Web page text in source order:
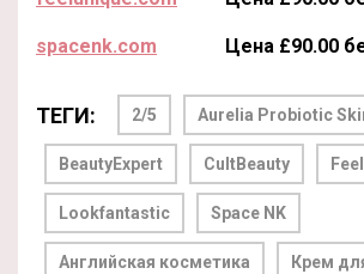
spacenk.com Цена £90.00
ТЕГИ: 2/5 Aurelia Probiotic
BeautyExpert CultBeauty
Lookfantastic Space NK
Английская косметика Крем